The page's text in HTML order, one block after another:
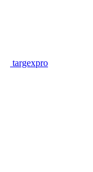
targexpro